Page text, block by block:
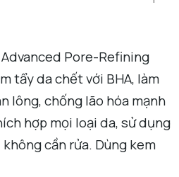
Pore-Refining
tẩy da chết với BHA, làm
lông, chống lão hóa mạnh
hợp mọi loại da, sử dụng
cần rửa. Dùng kem